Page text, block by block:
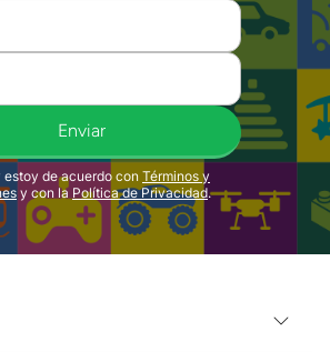
Enviar
estoy de acuerdo con Términos y
y con la Política de Privacidad.